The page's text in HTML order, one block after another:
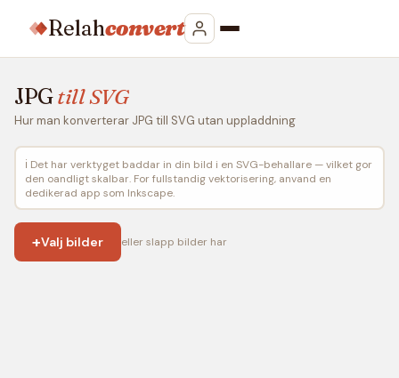
Relahconvert
JPGtill SVG
Hur man konverterar JPG till SVG utan uppladdning
ℹ️ Det har verktyget baddar in din bild i en SVG-behallare — vilket gor
den oandligt skalbar. For fullstandig vektorisering, anvand en
dedikerad app som Inkscape.
+Valj bilder eller slapp bilder har